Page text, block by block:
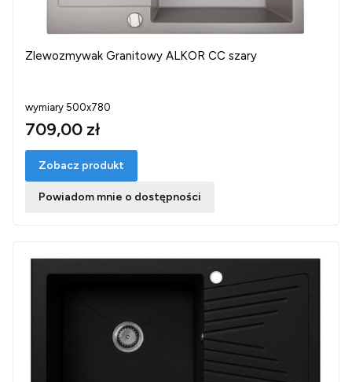
Zlewozmywak Granitowy ALKOR CC szary
wymiary 500x780
709,00 zł
Zobacz produkt
Powiadom mnie o dostępności